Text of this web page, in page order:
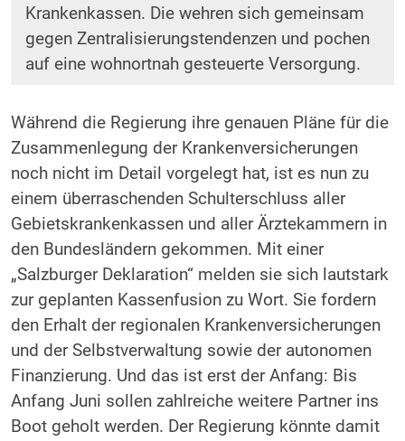
Krankenkassen. Die wehren sich gemeinsam
gegen Zentralisierungstendenzen und pochen
auf eine wohnortnah gesteuerte Versorgung.
Während die Regierung ihre genauen Pläne für die
Zusammenlegung der Krankenversicherungen
noch nicht im Detail vorgelegt hat, ist es nun zu
einem überraschenden Schulterschluss aller
Gebietskrankenkassen und aller Ärztekammern in
den Bundesländern gekommen. Mit einer
„Salzburger Deklaration“ melden sie sich lautstark
zur geplanten Kassenfusion zu Wort. Sie fordern
den Erhalt der regionalen Krankenversicherungen
und der Selbstverwaltung sowie der autonomen
Finanzierung. Und das ist erst der Anfang: Bis
Anfang Juni sollen zahlreiche weitere Partner ins
Boot geholt werden. Der Regierung könnte damit